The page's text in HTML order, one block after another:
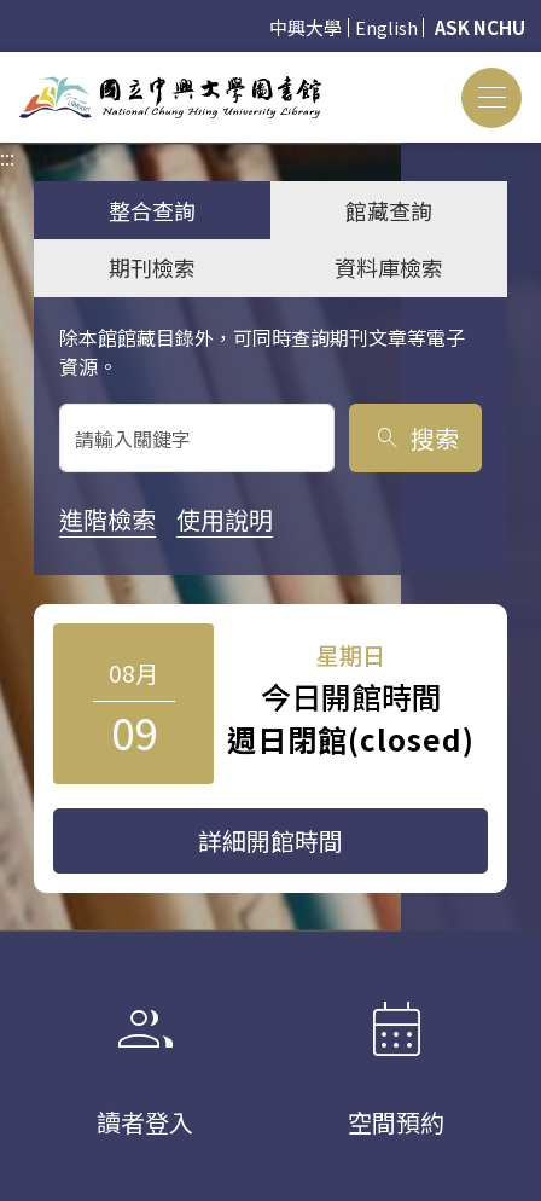
中興大學 English ASK NCHU
:::
整合查詢
館藏查詢
期刊檢索
資料庫檢索
除本館館藏目錄外，可同時查詢期刊文章等電子
資源。
關鍵字搜尋
search 搜索
進階檢索 使用說明
08月
09
星期日
今日開館時間
週日閉館(closed)
詳細開館時間
group
讀者登入
calendar_month
空間預約